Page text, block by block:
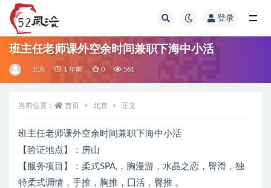
登录
班主任老师课外空余时间兼职下海中小活
北京 1 年前 0 561
当前位置： 首页 北京 正文
班主任老师课外空余时间兼职下海中小活
【验证地点】：房山
【服务项目】：柔式SPA,，胸漫游，水晶之恋，臀滑，独
特柔式调情，手推，胸推，囗活，臀推 。